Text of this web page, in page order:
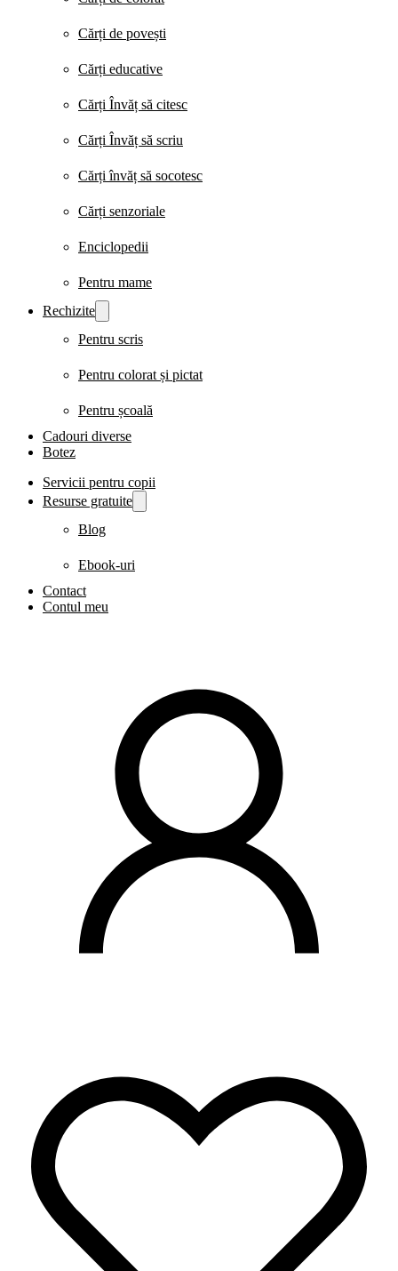
Cărți de povești
Cărți educative
Cărți Învăț să citesc
Cărți Învăț să scriu
Cărți învăț să socotesc
Cărți senzoriale
Enciclopedii
Pentru mame
Rechizite
Pentru scris
Pentru colorat și pictat
Pentru școală
Cadouri diverse
Botez
Servicii pentru copii
Resurse gratuite
Blog
Ebook-uri
Contact
Contul meu